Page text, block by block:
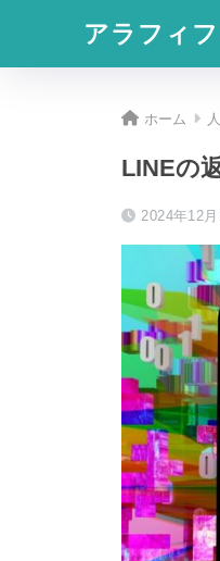
アラフィ
ホーム
LINEの
2024年12月